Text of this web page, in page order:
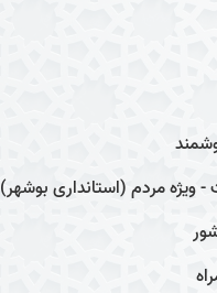
مردم (استانداری بوشهر)